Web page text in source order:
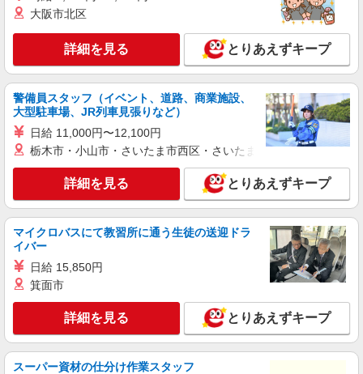
キープ 詳細を見る
株式会社綜合キャリアオプション（1314VJ0805G20★63-N-T4）
ブレーキ部品の固さや寸法確認/日払いOK
時給1,600円 交通費：既定支給
埼玉県さいたま市北区
派遣社員
株式会社綜合キャリアオプション（1314VJ0805G19★92-S-T3）
組立・加工・食品製造など/日払いOK
時給1,600円 交通費：既定支給
キープ 詳細を見る
派遣社員
株式会社綜合キャリアオプション（1314VJ0805G20★55-S-T3）
大阪市北区
詳細を見る とりあえずキープ
警備員スタッフ（イベント、道路、商業施設、
大型駐車場、JR列車見張りなど）
日給 11,000円〜12,100円
栃木市・小山市・さいたま市西区・さいたま市岩槻区・久喜市・
詳細を見る とりあえずキープ
マイクロバスにて教習所に通う生徒の送迎ドラ
イバー
日給 15,850円
箕面市
詳細を見る とりあえずキープ
スーパー資材の仕分け作業スタッフ